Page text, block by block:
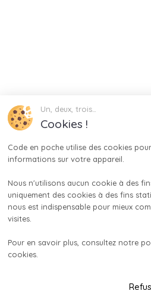
Un, deux, trois…
Cookies !
Code en poche utilise des cookies
informations sur votre appareil.
Nous n'utilisons aucun cookie à des
uniquement des cookies à des fins
nous est indispensable pour mieux
visites.
Pour en savoir plus, consultez notre
cookies.